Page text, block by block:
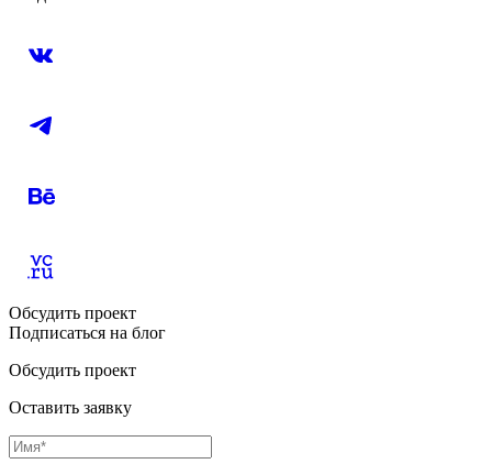
Обсудить проект
Подписаться на блог
Обсудить проект
Оставить заявку